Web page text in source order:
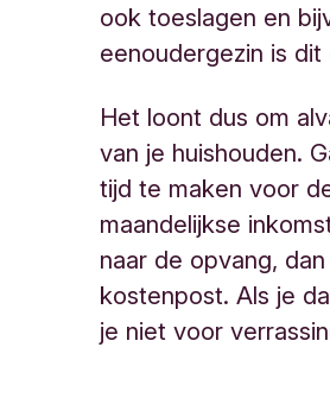
ook toeslagen en
eenoudergezin is
Het loont dus om
van je huishouden.
tijd te maken voor
maandelijkse
naar de opvang,
kostenpost. Als je
je niet voor